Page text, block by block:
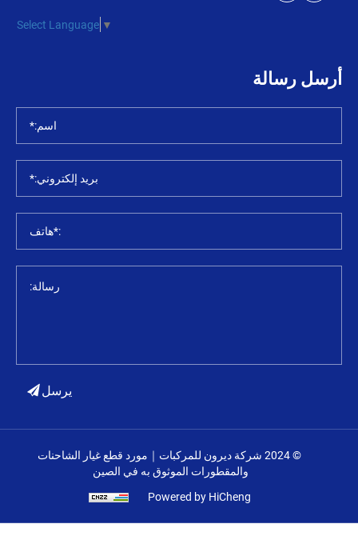
Select Language ▼
أرسل رسالة
اسم:*
بريد إلكتروني:*
:*هاتف
رسالة:
يرسل
© 2024 شركة ديرون للمركبات｜مورد قطع غيار الشاحنات
والمقطورات الموثوق به في الصين
Powered by HiCheng